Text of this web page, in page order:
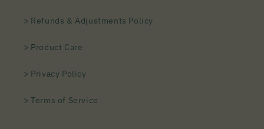
> Refunds & Adjustments Policy
> Product Care
> Privacy Policy
> Terms of Service